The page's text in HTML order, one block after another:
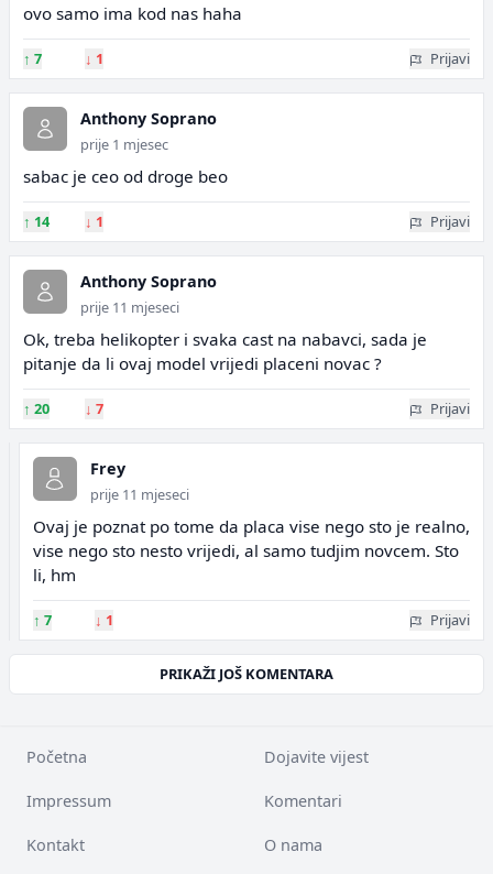
ovo samo ima kod nas haha
↑ 7 ↓ 1 Prijavi
Anthony Soprano
prije 1 mjesec
sabac je ceo od droge beo
↑ 14 ↓ 1 Prijavi
Anthony Soprano
prije 11 mjeseci
Ok, treba helikopter i svaka cast na nabavci, sada je
pitanje da li ovaj model vrijedi placeni novac ?
↑ 20 ↓ 7 Prijavi
Frey
prije 11 mjeseci
Ovaj je poznat po tome da placa vise nego sto je realno,
vise nego sto nesto vrijedi, al samo tudjim novcem. Sto
li, hm
↑ 7 ↓ 1 Prijavi
PRIKAŽI JOŠ KOMENTARA
Početna Dojavite vijest
Impressum Komentari
Kontakt O nama